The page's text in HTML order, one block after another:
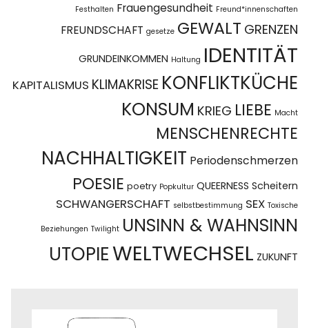
Festhalten Frauengesundheit Freund*innenschaften
FREUNDSCHAFT gesetze GEWALT GRENZEN
GRUNDEINKOMMEN Haltung IDENTITÄT
KAPITALISMUS KLIMAKRISE KONFLIKTKÜCHE
KONSUM KRIEG LIEBE Macht
MENSCHENRECHTE
NACHHALTIGKEIT Periodenschmerzen
POESIE poetry Popkultur QUEERNESS Scheitern
SCHWANGERSCHAFT selbstbestimmung SEX Toxische
Beziehungen Twilight UNSINN & WAHNSINN
UTOPIEWELTWECHSEL ZUKUNFT